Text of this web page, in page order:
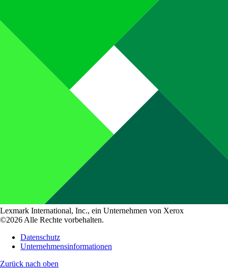
Lexmark International, Inc., ein Unternehmen von Xerox
©2026 Alle Rechte vorbehalten.
Datenschutz
Unternehmensinformationen
Zurück nach oben